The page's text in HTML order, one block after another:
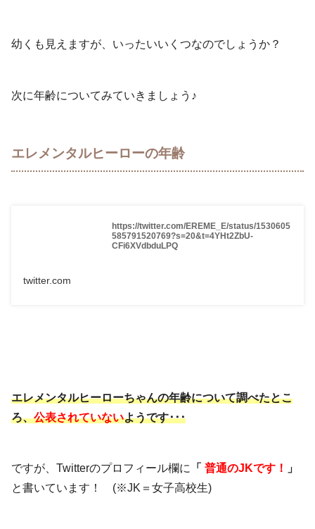
幼くも見えますが、いったいいくつなのでしょうか？
次に年齢についてみていきましょう♪
エレメンタルヒーローの年齢
https://twitter.com/EREME_E/status/1530605
585791520769?s=20&t=4YHt2ZbU-
CFi6XVdbduLPQ
twitter.com
エレメンタルヒーローちゃんの年齢について調べたとこ
ろ、公表されていないようです･･･
ですが、Twitterのプロフィール欄に 「 普通のJKです！
」
と書いています！ (※JK＝女子高校生)